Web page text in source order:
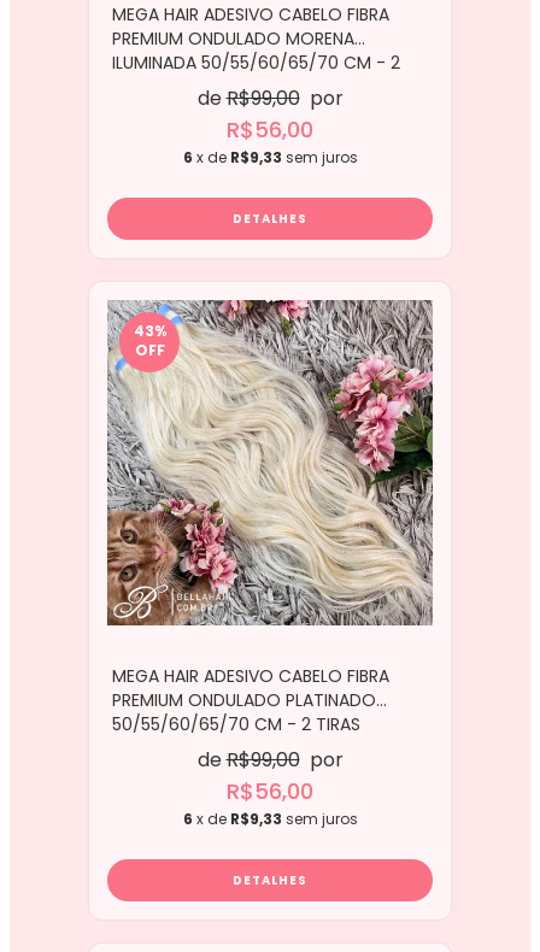
MEGA HAIR ADESIVO CABELO FIBRA
PREMIUM ONDULADO MORENA
ILUMINADA 50/55/60/65/70 CM - 2
deR$99,00 por
R$56,00
6 x de R$9,33 sem juros
DETALHES
43%
OFF
MEGA HAIR ADESIVO CABELO FIBRA
PREMIUM ONDULADO PLATINADO
50/55/60/65/70 CM - 2 TIRAS
deR$99,00 por
R$56,00
6 x de R$9,33 sem juros
DETALHES